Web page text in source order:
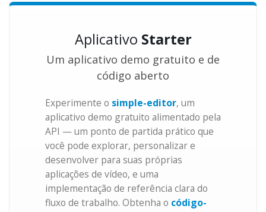
Aplicativo Starter
Um aplicativo demo gratuito e de
código aberto
Experimente o simple-editor, um
aplicativo demo gratuito alimentado pela
API — um ponto de partida prático que
você pode explorar, personalizar e
desenvolver para suas próprias
aplicações de vídeo, e uma
implementação de referência clara do
fluxo de trabalho. Obtenha o código-